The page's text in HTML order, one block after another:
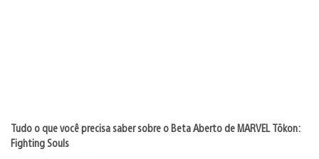
Tudo o que você precisa saber sobre o Beta Aberto de MARVEL Tōkon:
Fighting Souls